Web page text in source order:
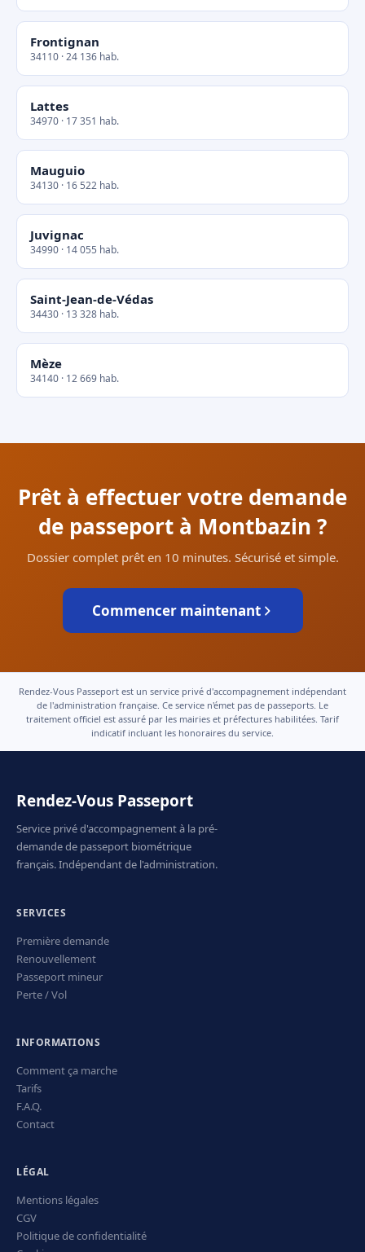
Frontignan
34110 · 24 136 hab.
Lattes
34970 · 17 351 hab.
Mauguio
34130 · 16 522 hab.
Juvignac
34990 · 14 055 hab.
Saint-Jean-de-Védas
34430 · 13 328 hab.
Mèze
34140 · 12 669 hab.
Prêt à effectuer votre demande
de passeport à Montbazin ?
Dossier complet prêt en 10 minutes. Sécurisé et simple.
Commencer maintenant
Rendez-Vous Passeport est un service privé d'accompagnement indépendant
de l'administration française. Ce service n'émet pas de passeports. Le
traitement officiel est assuré par les mairies et préfectures habilitées. Tarif
indicatif incluant les honoraires du service.
Rendez-Vous Passeport
Service privé d'accompagnement à la pré-
demande de passeport biométrique
français. Indépendant de l'administration.
SERVICES
Première demande
Renouvellement
Passeport mineur
Perte / Vol
INFORMATIONS
Comment ça marche
Tarifs
F.A.Q.
Contact
LÉGAL
Mentions légales
CGV
Politique de confidentialité